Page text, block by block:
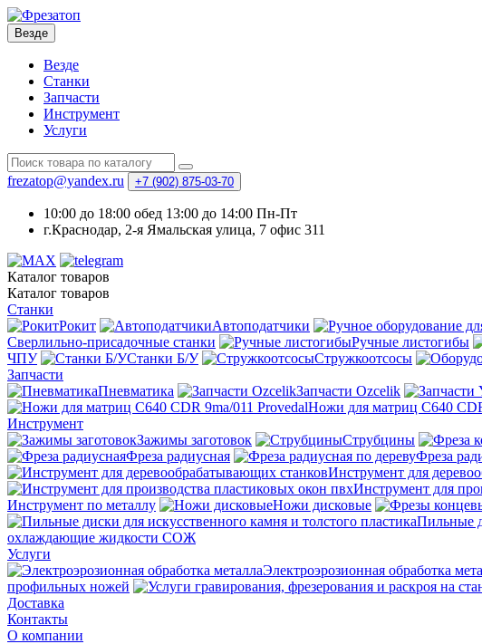
Везде
Везде
Станки
Запчасти
Инструмент
Услуги
frezatop@yandex.ru +7 (902) 875-03-70
10:00 до 18:00 обед 13:00 до 14:00 Пн-Пт
г.Краснодар, 2-я Ямальская улица, 7 офис 311
Каталог товаров
Каталог товаров
Станки
Рокит
Автоподатчики
Сверлильно-присадочные станки
Ручные листогибы
ЧПУ
Станки Б/У Стружкоотсосы
Запчасти
Пневматика
Запчасти Ozcelik
Ножи для матриц C640
Инструмент
Зажимы заготовок
Струбцины
Фреза радиусная
Фреза
Инструмент для
Инструмент для
Инструмент по металлу
Ножи дисковые
Пильные
охлаждающие жидкости СОЖ
Услуги
Электроэрозионная обработка
профильных ножей
Доставка
Контакты
О компании